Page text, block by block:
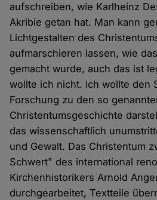
aufschreiben, wie Karlheinz
Akribie getan hat. Man kann
Lichtgestalten des
aufmarschieren lassen, wie
gemacht wurde, auch das ist
wollte ich nicht. Ich wollte den
Forschung zu den so
Christentumsgeschichte
das wissenschaftlich
und Gewalt. Das Christentum
Schwert" des international
Kirchenhistorikers Arnold
durchgearbeitet, Textteile